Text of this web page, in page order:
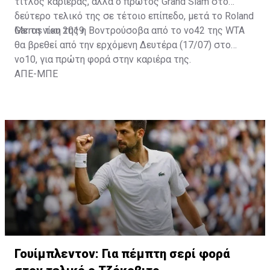
δεύτερο τελικό της σε τέτοιο επίπεδο, μετά το Roland
Garros του 2019.
Με τη νίκη της η Βοντρούσοβα από το νο42 της WTA
θα βρεθεί από την ερχόμενη Δευτέρα (17/07) στο
νο10, για πρώτη φορά στην καριέρα της.
ΑΠΕ-ΜΠΕ
Γουίμπλεντον: Για πέμπτη σερί φορά